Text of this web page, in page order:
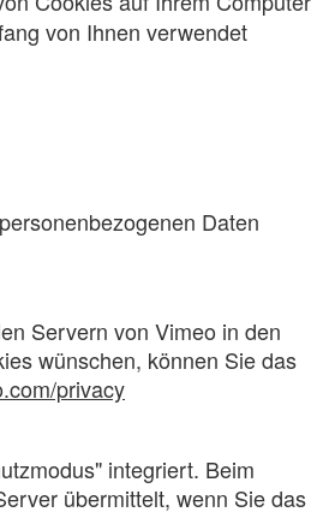
von Ihnen verwendet
Daten
Servern von Vimeo in den
wünschen, können Sie das
privacy
integriert. Beim
übermittelt, wenn Sie das